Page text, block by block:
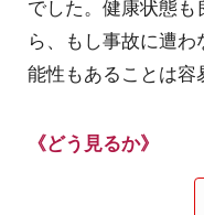
でした。健康状態
ら、もし事故に遭
能性もあることは容
《どう見るか》